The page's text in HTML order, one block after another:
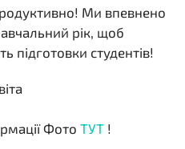
Ми впевнено
рік, щоб
підготовки студентів!
Фото ТУТ !